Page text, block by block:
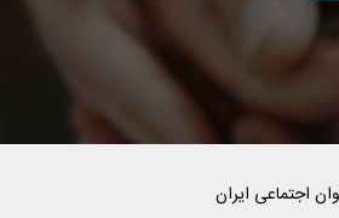
اجتماعی ایران